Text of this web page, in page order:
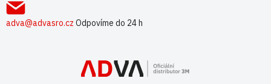
adva@advasro.cz Odpovíme do 24 h